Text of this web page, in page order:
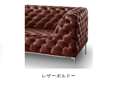
レザーボルドー